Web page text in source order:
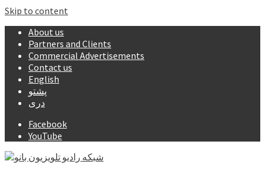
Skip to content
About us
Partners and Clients
Commercial Advertisements
Contact us
English
پشتو
دری
Facebook
YouTube